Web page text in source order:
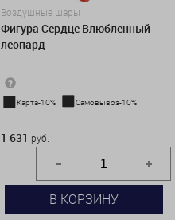
Воздушные шары
Фигура Сердце Влюбленный
леопард
Карта-10% Самовывоз-10%
1 631 руб.
В КОРЗИНУ